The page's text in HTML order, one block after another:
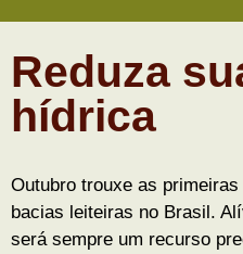
Reduza
hídrica
Outubro trouxe as
bacias leiteiras no Brasil.
será sempre um recurso